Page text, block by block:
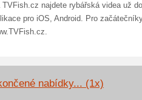
TVFish.cz najdete rybářská videa už
pro iOS, Android. Pro
nabídky... (1x)